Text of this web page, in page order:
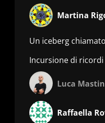
Martina
Un iceberg
Incursione di ricordi
Luca
Raffaella